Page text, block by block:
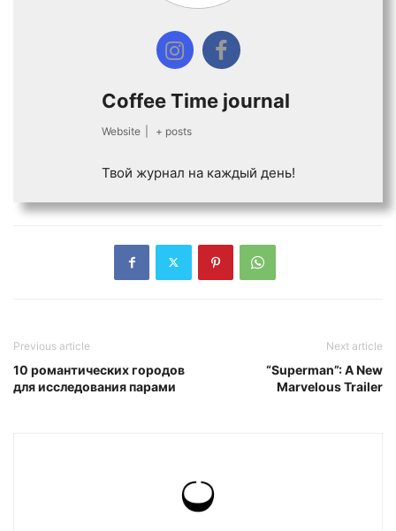
Coffee Time journal
Website + posts
Твой журнал на каждый день!
Previous article
10 романтических городов
для исследования парами
Next article
“Superman”: A New
Marvelous Trailer